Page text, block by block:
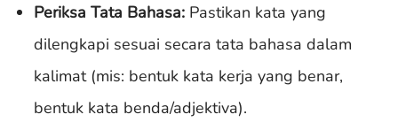
Periksa Tata Bahasa: Pastikan kata yang
dilengkapi sesuai secara tata bahasa dalam
kalimat (mis: bentuk kata kerja yang benar,
bentuk kata benda/adjektiva).